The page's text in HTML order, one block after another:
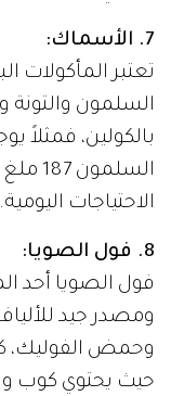
7. الأسماك:
تعتبر المأكولات
السلمون
الاحتياجات اليومية.
8. فول الصويا:
فول الصويا أحد
ومصدر جيد
وحمض الفوليك،